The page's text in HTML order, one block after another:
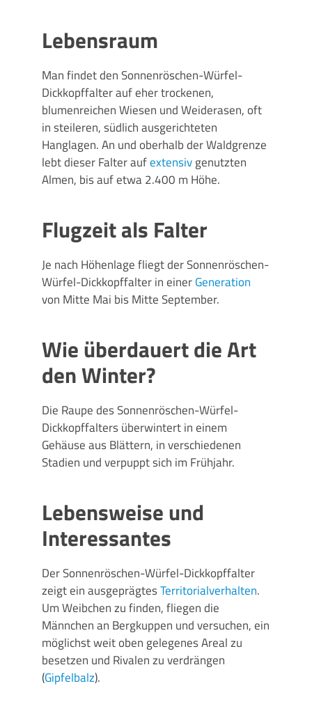
Lebensraum
Man findet den Sonnenröschen-Würfel-
Dickkopffalter auf eher trockenen,
blumenreichen Wiesen und Weiderasen, oft
in steileren, südlich ausgerichteten
Hanglagen. An und oberhalb der Waldgrenze
lebt dieser Falter aufextensivgenutzten
Almen, bis auf etwa 2.400 m Höhe.
Flugzeit als Falter
Je nach Höhenlage fliegt der Sonnenröschen-
Würfel-Dickkopffalter in einerGeneration
von Mitte Mai bis Mitte September.
Wie überdauert die Art
den Winter?
Die Raupe des Sonnenröschen-Würfel-
Dickkopffalters überwintert in einem
Gehäuse aus Blättern, in verschiedenen
Stadien und verpuppt sich im Frühjahr.
Lebensweise und
Interessantes
Der Sonnenröschen-Würfel-Dickkopffalter
zeigt ein ausgeprägtesTerritorialverhalten.
Um Weibchen zu finden, fliegen die
Männchen an Bergkuppen und versuchen, ein
möglichst weit oben gelegenes Areal zu
besetzen und Rivalen zu verdrängen
(Gipfelbalz).